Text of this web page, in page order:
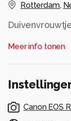
Rotterdam,
Alle rechten
Meer info tonen
Canon EOS